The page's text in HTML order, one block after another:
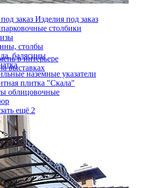
Изделия под заказ
столбики
столбы
балясины
наземные указатели
плитка "Скала"
облицовочные
ещё 2
в интерьере
выставках